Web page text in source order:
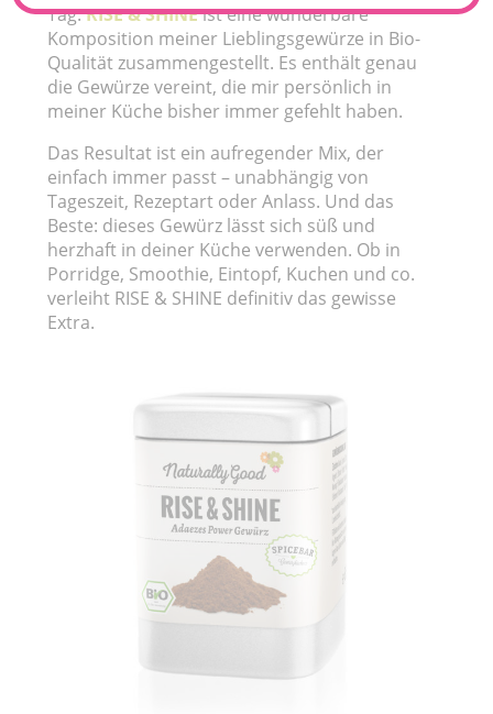
Tag.RISE & SHINEist eine wunderbare
Komposition meiner Lieblingsgewürze in Bio-
Qualität zusammengestellt. Es enthält genau
die Gewürze vereint, die mir persönlich in
meiner Küche bisher immer gefehlt haben.
Das Resultat ist ein aufregender Mix, der
einfach immer passt – unabhängig von
Tageszeit, Rezeptart oder Anlass. Und das
Beste: dieses Gewürz lässt sich süß und
herzhaft in deiner Küche verwenden. Ob in
Porridge, Smoothie, Eintopf, Kuchen und co.
verleiht RISE & SHINE definitiv das gewisse
Extra.